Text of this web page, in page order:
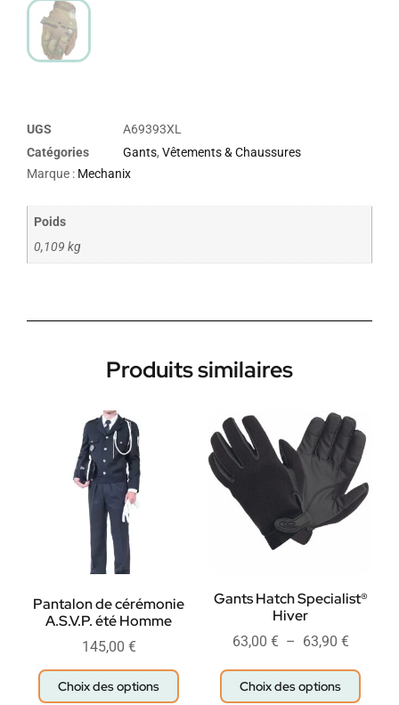
UGS
A69393XL
Catégories
Gants, Vêtements & Chaussures
Marque : Mechanix
Poids
0,109 kg
Produits similaires
Pantalon de cérémonie
A.S.V.P. été Homme
145,00 €
Choix des options
Gants Hatch Specialist®
Hiver
63,00 € – 63,90 €
Choix des options